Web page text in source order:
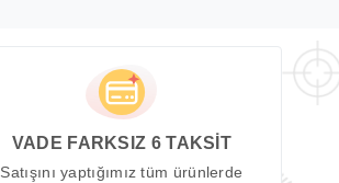
VADE FARKSIZ 6 TAKSİT
Satışını yaptığımız tüm ürünlerde